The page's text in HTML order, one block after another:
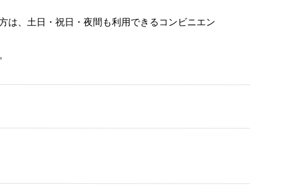
は、土日・祝日・夜間も利用できるコンビニエン